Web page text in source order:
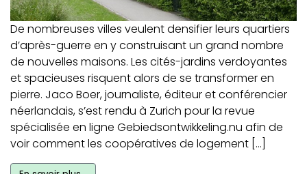
De nombreuses villes veulent densifier leurs quartiers
d’après-guerre en y construisant un grand nombre
de nouvelles maisons. Les cités-jardins verdoyantes
et spacieuses risquent alors de se transformer en
pierre. Jaco Boer, journaliste, éditeur et conférencier
néerlandais, s’est rendu à Zurich pour la revue
spécialisée en ligne Gebiedsontwikkeling.nu afin de
voir comment les coopératives de logement […]